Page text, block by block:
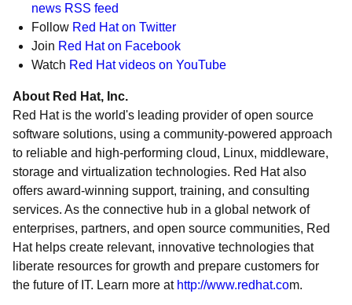
news RSS feed
Follow Red Hat on Twitter
Join Red Hat on Facebook
Watch Red Hat videos on YouTube
About Red Hat, Inc.
Red Hat is the world's leading provider of open source
software solutions, using a community-powered approach
to reliable and high-performing cloud, Linux, middleware,
storage and virtualization technologies. Red Hat also
offers award-winning support, training, and consulting
services. As the connective hub in a global network of
enterprises, partners, and open source communities, Red
Hat helps create relevant, innovative technologies that
liberate resources for growth and prepare customers for
the future of IT. Learn more at http://www.redhat.com.